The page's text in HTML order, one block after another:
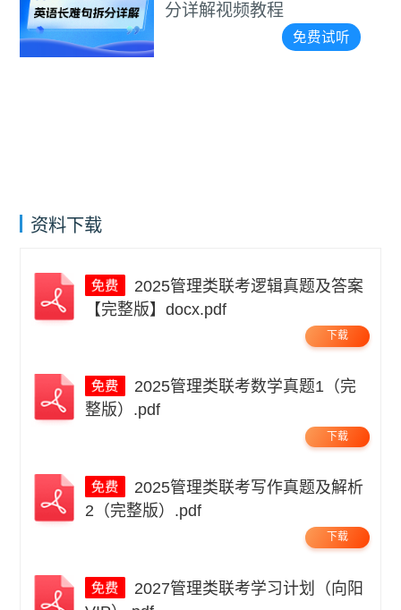
分详解视频教程
免费试听
资料下载
【完整版】docx.pdf
下载
整版）.pdf
下载
2（完整版）.pdf
下载